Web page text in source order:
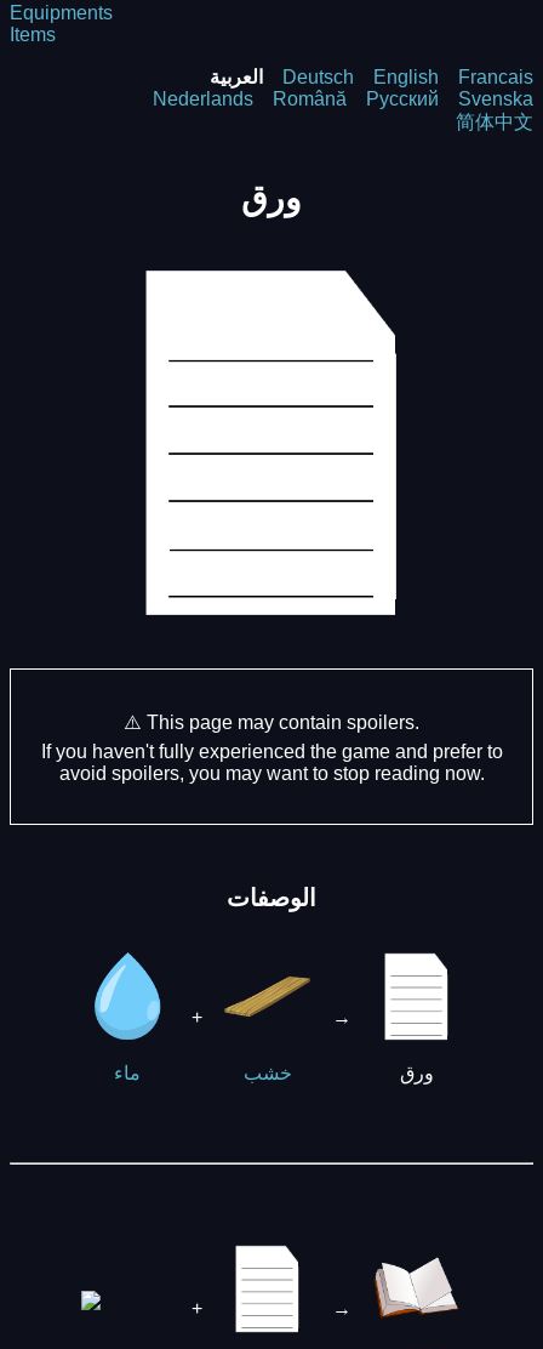
Equipments
Items
العربية Deutsch English
Francais
Nederlands
Română Русский
Svenska
简体中文
ورق
⚠️ This page may contain spoilers.
If you haven't fully experienced the game and prefer to
avoid spoilers, you may want to stop reading now.
الوصفات
ماء
+
خشب
→
ورق
+ →